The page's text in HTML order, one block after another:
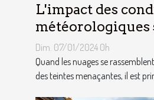
L'impact des
météorologiques
choix des tentes
Dim. 07/01/2024 0h
Quand les nuages se
des teintes menaçantes, il est